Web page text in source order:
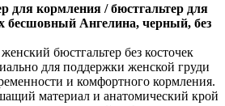
для кормления / бюстгальтер для
бесшовный Ангелина, черный, без
бюстгальтер без косточек
для поддержки женской груди
и комфортного кормления.
материал и анатомический крой